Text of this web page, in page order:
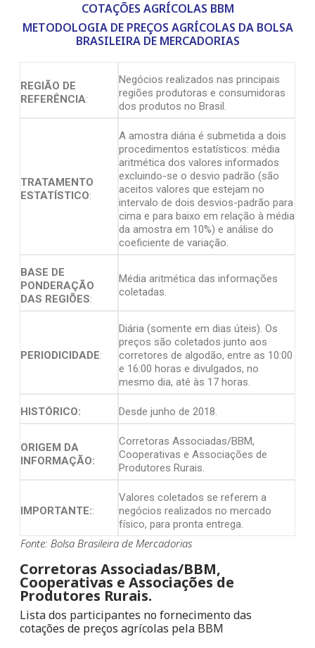
COTAÇÕES AGRÍCOLAS BBM
METODOLOGIA DE PREÇOS AGRÍCOLAS DA BOLSA
BRASILEIRA DE MERCADORIAS
REGIÃO DE
REFERÊNCIA:
Negócios realizados nas principais
regiões produtoras e consumidoras
dos produtos no Brasil.
TRATAMENTO
ESTATÍSTICO:
A amostra diária é submetida a dois
procedimentos estatísticos: média
aritmética dos valores informados
excluindo-se o desvio padrão (são
aceitos valores que estejam no
intervalo de dois desvios-padrão para
cima e para baixo em relação à média
da amostra em 10%) e análise do
coeficiente de variação.
BASE DE
PONDERAÇÃO
DAS REGIÕES:
Média aritmética das informações
coletadas.
PERIODICIDADE:
Diária (somente em dias úteis). Os
preços são coletados junto aos
corretores de algodão, entre as 10:00
e 16:00 horas e divulgados, no
mesmo dia, até às 17 horas.
HISTÓRICO: Desde junho de 2018.
ORIGEM DA
INFORMAÇÃO:
Corretoras Associadas/BBM,
Cooperativas e Associações de
Produtores Rurais.
IMPORTANTE::
Valores coletados se referem a
negócios realizados no mercado
físico, para pronta entrega.
Fonte: Bolsa Brasileira de Mercadorias
Corretoras Associadas/BBM,
Cooperativas e Associações de
Produtores Rurais.
Lista dos participantes no fornecimento das
cotações de preços agrícolas pela BBM